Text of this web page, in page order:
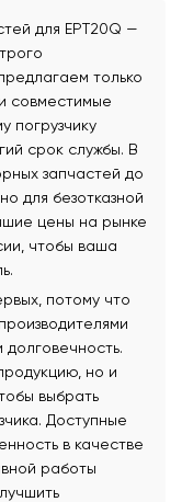
для EPT20Q —
только
совместимые
погрузчику
срок службы. В
запчастей до
для безотказной
цены на рынке
чтобы ваша
потому что
долговечность.
но и
выбрать
Доступные
в качестве
работы